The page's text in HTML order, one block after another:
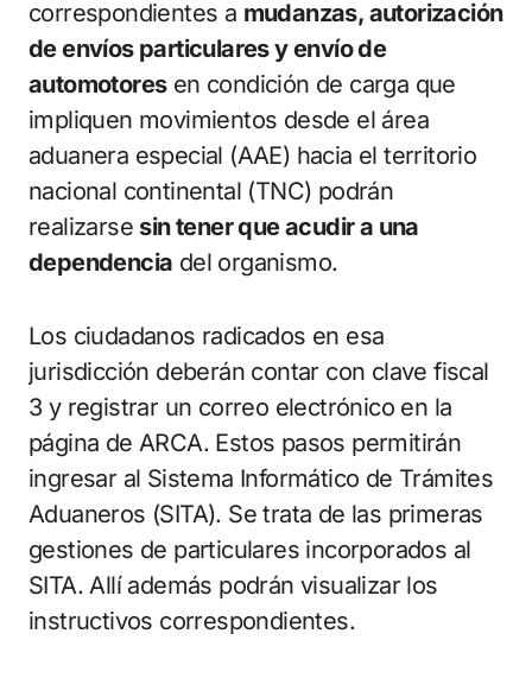
correspondientes a mudanzas, autorización
de envíos particulares y envío de
automotoresen condición de carga que
impliquen movimientos desde el área
aduanera especial (AAE) hacia el territorio
nacional continental (TNC) podrán
realizarse sin tener que acudir a una
dependencia del organismo.
Los ciudadanos radicados en esa
jurisdicción deberán contar con clave fiscal
3 y registrar un correo electrónico en la
página de ARCA. Estos pasos permitirán
ingresar al Sistema Informático de Trámites
Aduaneros (SITA). Se trata de las primeras
gestiones de particulares incorporados al
SITA. Allí además podrán visualizar los
instructivos correspondientes.